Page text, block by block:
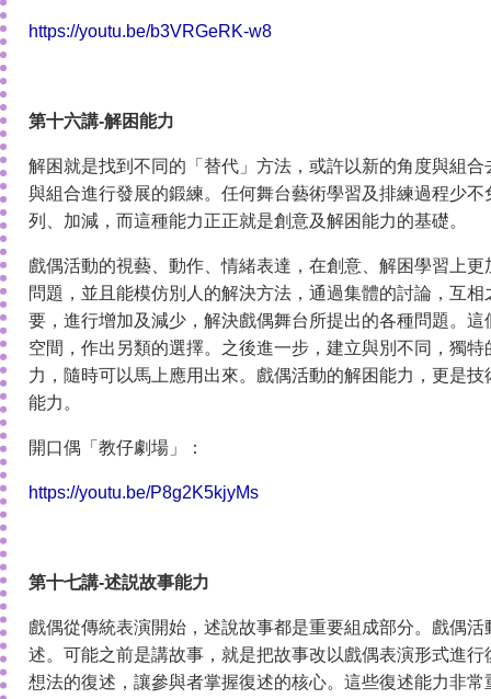
https://youtu.be/b3VRGeRK-w8
第十六講-解困能力
解困就是找到不同的「替代」方法，或許以新的角度與組
與組合進行發展的鍛練。任何舞台藝術學習及排練過程少
列、加減，而這種能力正正就是創意及解困能力的基礎。
戲偶活動的視藝、動作、情緒表達，在創意、解困學習上
問題，並且能模仿別人的解決方法，通過集體的討論，互
要，進行增加及減少，解決戲偶舞台所提出的各種問題。
空間，作出另類的選擇。之後進一步，建立與別不同，獨
力，隨時可以馬上應用出來。戲偶活動的解困能力，更是
能力。
開口偶「教仔劇場」：
https://youtu.be/P8g2K5kjyMs
第十七講-述説故事能力
戲偶從傳統表演開始，述說故事都是重要組成部分。戲偶
述。可能之前是講故事，就是把故事改以戲偶表演形式進
想法的復述，讓參與者掌握復述的核心。這些復述能力非